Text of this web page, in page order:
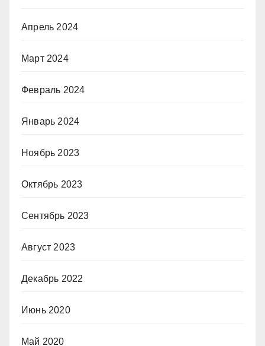
Апрель 2024
Март 2024
Февраль 2024
Январь 2024
Ноябрь 2023
Октябрь 2023
Сентябрь 2023
Август 2023
Декабрь 2022
Июнь 2020
Май 2020